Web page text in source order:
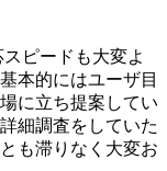
ピードも大変よ
本的にはユーザ目
に立ち提案してい
細調査をしていた
も滞りなく大変お